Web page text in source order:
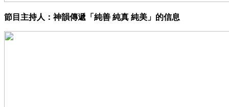
節目主持人：神韻傳遞「純善 純真 純美」的信息